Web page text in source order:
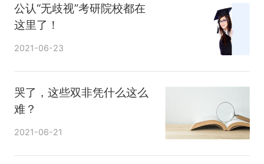
公认“无歧视”考研院校都在
这里了！
2021-06-23
哭了，这些双非凭什么这么
难？
2021-06-21